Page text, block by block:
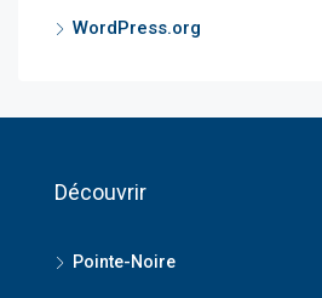
WordPress.org
Découvrir
Pointe-Noire